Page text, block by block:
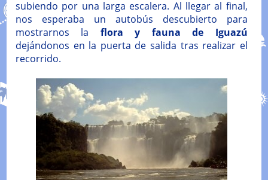
subiendo por una larga escalera. Al llegar al final,
nos esperaba un autobús descubierto para
mostrarnos la flora y fauna de Iguazú
dejándonos en la puerta de salida tras realizar el
recorrido.